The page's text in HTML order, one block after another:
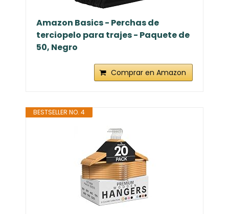
Amazon Basics - Perchas de
terciopelo para trajes - Paquete de
50, Negro
Comprar en Amazon
BESTSELLER NO. 4